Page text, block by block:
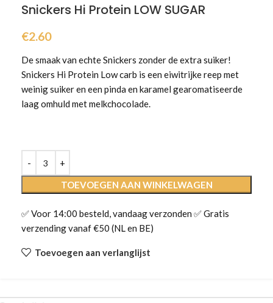
Snickers Hi Protein LOW SUGAR
€2.60
De smaak van echte Snickers zonder de extra suiker!
Snickers Hi Protein Low carb is een eiwitrijke reep met
weinig suiker en een pinda en karamel gearomatiseerde
laag omhuld met melkchocolade.
TOEVOEGEN AAN WINKELWAGEN
✅ Voor 14:00 besteld, vandaag verzonden ✅ Gratis
verzending vanaf €50 (NL en BE)
Toevoegen aan verlanglijst